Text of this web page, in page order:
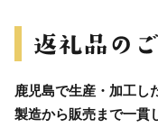
鹿児島で生産・加工し
製造から販売まで一貫